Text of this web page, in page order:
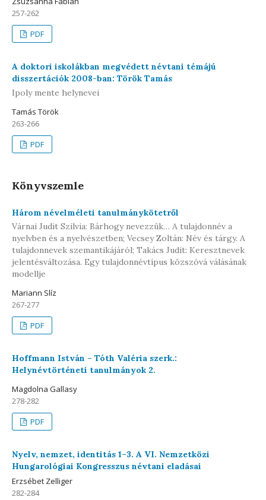
257-262
PDF
A doktori iskolákban megvédett névtani témájú
disszertációk 2008-ban: Török Tamás
Ipoly mente helynevei
Tamás Török
263-266
PDF
Könyvszemle
Három névelméleti tanulmánykötetről
Várnai Judit Szilvia: Bárhogy nevezzük… A tulajdonnév a
nyelvben és a nyelvészetben; Vecsey Zoltán: Név és tárgy. A
tulajdonnevek szemantikájáról; Takács Judit: Keresztnevek
jelentésváltozása. Egy tulajdonnévtípus közszóvá válásának
modellje
Mariann Slíz
267-277
PDF
Hoffmann István – Tóth Valéria szerk.:
Helynévtörténeti tanulmányok 2.
Magdolna Gallasy
278-282
PDF
Nyelv, nemzet, identitás 1–3. A VI. Nemzetközi
Hungarológiai Kongresszus névtani eladásai
Erzsébet Zelliger
282-284